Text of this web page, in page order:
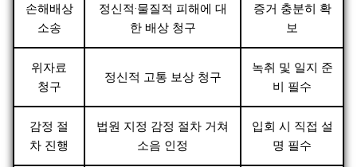
손해배상
소송
정신적·물질적 피해에 대
한 배상 청구
증거 충분히 확
보
위자료
청구
정신적 고통 보상 청구
녹취 및 일지 준
비 필수
감정 절
차 진행
법원 지정 감정 절차 거쳐
소음 인정
입회 시 직접 설
명 필수